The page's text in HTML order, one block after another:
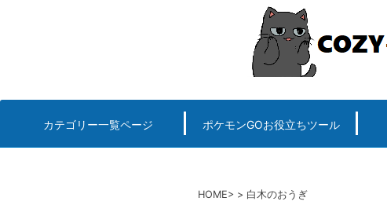
へ
カテゴリー一覧ページ ポケモンGOお役立ちツール
HOME 白木のおうぎ